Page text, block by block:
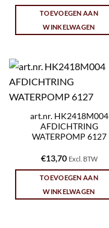
TOEVOEGEN AAN
WINKELWAGEN
art.nr. HK2418M004
AFDICHTRING
WATERPOMP 6127
€13,70 Excl. BTW
TOEVOEGEN AAN
WINKELWAGEN